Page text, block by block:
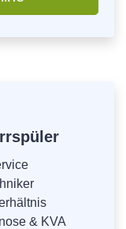
& KVA